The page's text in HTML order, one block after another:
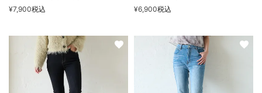
¥7,900税込 ¥6,900税込